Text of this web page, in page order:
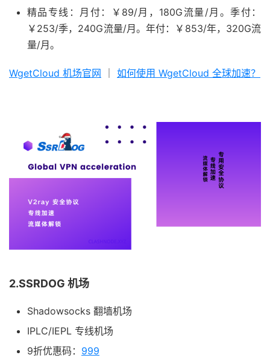
精品专线：月付：￥89/月，180G流量/月。季付：
￥253/季，240G流量/月。年付：￥853/年，320G流
量/月。
WgetCloud 机场官网 如何使用 WgetCloud 全球加速？
2.SSRDOG 机场
Shadowsocks 翻墙机场
IPLC/IEPL 专线机场
9折优惠码： 999